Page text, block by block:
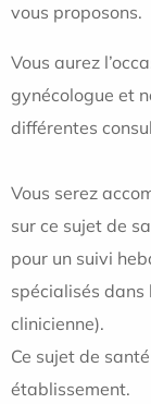
vous proposons.
Vous aurez
gynécologue et
différentes
Vous serez
sur ce sujet de
pour un suivi
spécialisés dans
clinicienne).
Ce sujet de
établissement.